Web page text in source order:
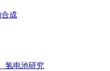
成
氢电池研究